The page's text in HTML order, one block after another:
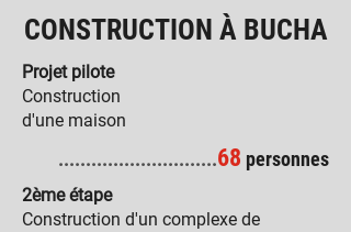
CONSTRUCTION À BUCHA
Projet pilote
Construction
d'une maison
.............................68 personnes
2ème étape
Construction d'un complexe de